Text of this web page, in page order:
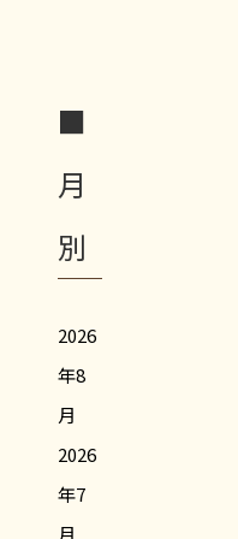
■
月
別
2026
年8
月
2026
年7